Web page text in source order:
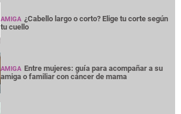
AMIGA ¿Cabello largo o corto? Elige tu corte según
tu cuello
AMIGA Entre mujeres: guía para acompañar a su
amiga o familiar con cáncer de mama